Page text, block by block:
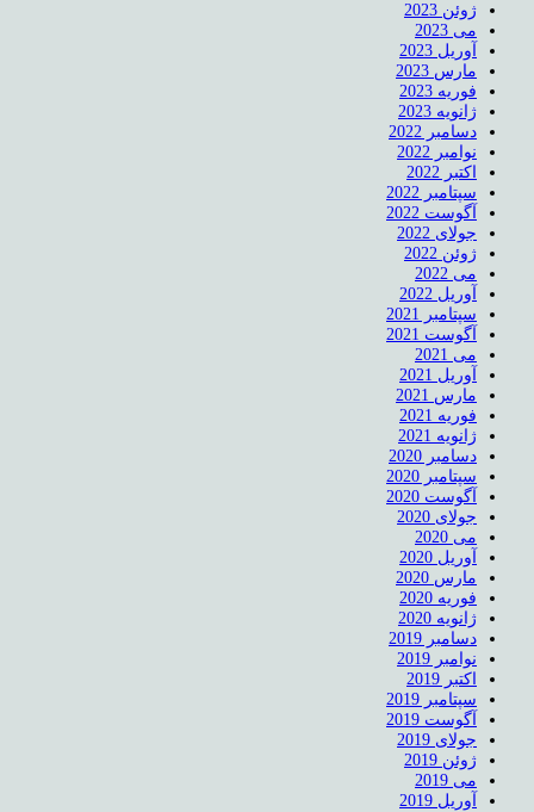
ژوئن 2023
می 2023
آوریل 2023
مارس 2023
فوریه 2023
ژانویه 2023
دسامبر 2022
نوامبر 2022
اکتبر 2022
سپتامبر 2022
آگوست 2022
جولای 2022
ژوئن 2022
می 2022
آوریل 2022
سپتامبر 2021
آگوست 2021
می 2021
آوریل 2021
مارس 2021
فوریه 2021
ژانویه 2021
دسامبر 2020
سپتامبر 2020
آگوست 2020
جولای 2020
می 2020
آوریل 2020
مارس 2020
فوریه 2020
ژانویه 2020
دسامبر 2019
نوامبر 2019
اکتبر 2019
سپتامبر 2019
آگوست 2019
جولای 2019
ژوئن 2019
می 2019
آوریل 2019